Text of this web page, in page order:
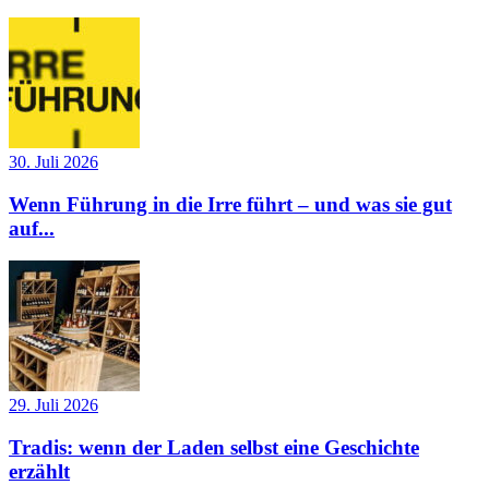
30. Juli 2026
Wenn Führung in die Irre führt – und was sie gut
auf...
29. Juli 2026
Tradis: wenn der Laden selbst eine Geschichte
erzählt